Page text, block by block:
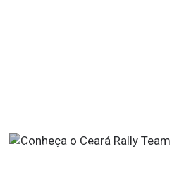
24 de Maio de 2010